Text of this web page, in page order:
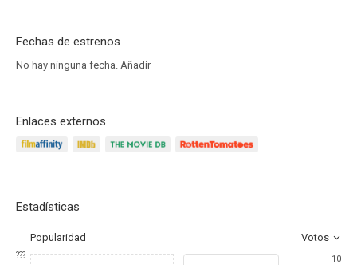
Fechas de estrenos
No hay ninguna fecha. Añadir
Enlaces externos
Estadísticas
Popularidad Votos
???
10